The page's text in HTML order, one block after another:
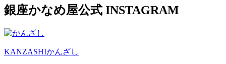
銀座かなめ屋公式 INSTAGRAM
KANZASHIかんざし